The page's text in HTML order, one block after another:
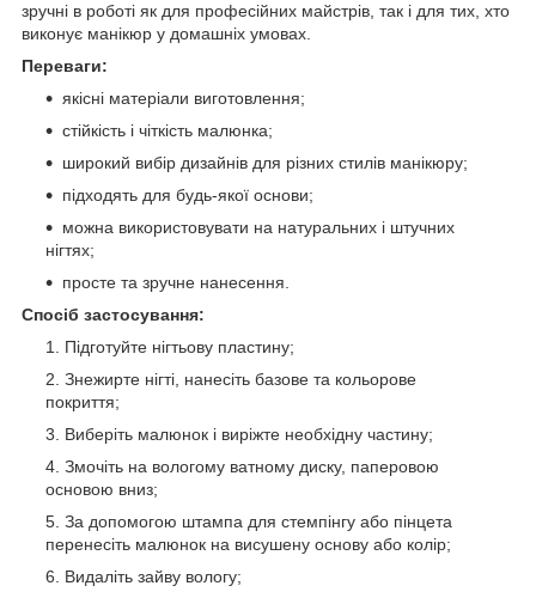
зручні в роботі як для професійних майстрів, так і для тих, хто
виконує манікюр у домашніх умовах.
Переваги:
якісні матеріали виготовлення;
стійкість і чіткість малюнка;
широкий вибір дизайнів для різних стилів манікюру;
підходять для будь-якої основи;
можна використовувати на натуральних і штучних
нігтях;
просте та зручне нанесення.
Спосіб застосування:
Підготуйте нігтьову пластину;
Знежирте нігті, нанесіть базове та кольорове
покриття;
Виберіть малюнок і виріжте необхідну частину;
Змочіть на вологому ватному диску, паперовою
основою вниз;
За допомогою штампа для стемпінгу або пінцета
перенесіть малюнок на висушену основу або колір;
Видаліть зайву вологу;